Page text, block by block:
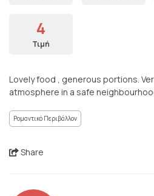
4
Τιμή
Lovely food , generous portions.
atmosphere in a safe
Ρομαντικό Περιβάλλον
Share